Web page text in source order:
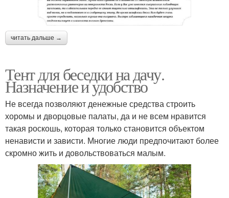
читать дальше →
Тент для беседки на дачу.
Назначение и удобство
Не всегда позволяют денежные средства строить
хоромы и дворцовые палаты, да и не всем нравится
такая роскошь, которая только становится объектом
ненависти и зависти. Многие люди предпочитают более
скромно жить и довольствоваться малым.